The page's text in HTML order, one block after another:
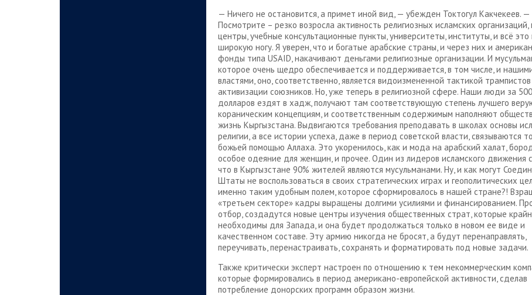
— Ничего не остановится, а примет иной вид, — убежден Токтогул Какчекеев. —
Посмотрите – резко возросла активность религиозных исламских организаций,
центры, учебные консультационные пункты, университеты, институты, и всё это
широкую ногу. Я уверен, что и богатые арабские страны, и через них и
фонды типа USAID, накачивают деньгами религиозные организации. И
которое очень щедро обеспечивается и поддерживается, в том числе, и
властями, оно, соответственно, является видоизмененной тактикой
активизации союзников. Но, уже теперь в религиозной сфере. Наши люди за
долларов ездят в хадж, получают там соответствующую степень лучшего
кораническим концепциям, и соответственным содержимым наполняют
жизнь Кыргызстана. Выдвигаются требования преподавать в школах основы
религии, а все истории успеха, даже в период советской власти, связываются
божьей помощью Аллаха. Это укоренилось, как и мода на арабский халат,
особое одеяние для женщин, и прочее. Один из лидеров исламского движения
что в Кыргызстане 90% жителей являются мусульманами. Ну, и как могут
Штаты не воспользоваться в своих стратегических играх и геополитических
именно таким удобным полем, которое сформировалось в нашей стране?!
«третьем секторе» кадры выращены долгими усилиями и финансированием.
отбор, создадутся новые центры изучения общественных страт, которые
необходимы для Запада, и она будет продолжаться только в новом ее виде и
качественном составе. Эту армию никогда не бросят, а будут перенаправлять,
переучивать, перенастраивать, сохранять и форматировать под новые задачи.
Также критически эксперт настроен по отношению к тем некоммерческим
которые формировались в период американо-европейской активности, сделав
потребление донорских программ образом жизни.